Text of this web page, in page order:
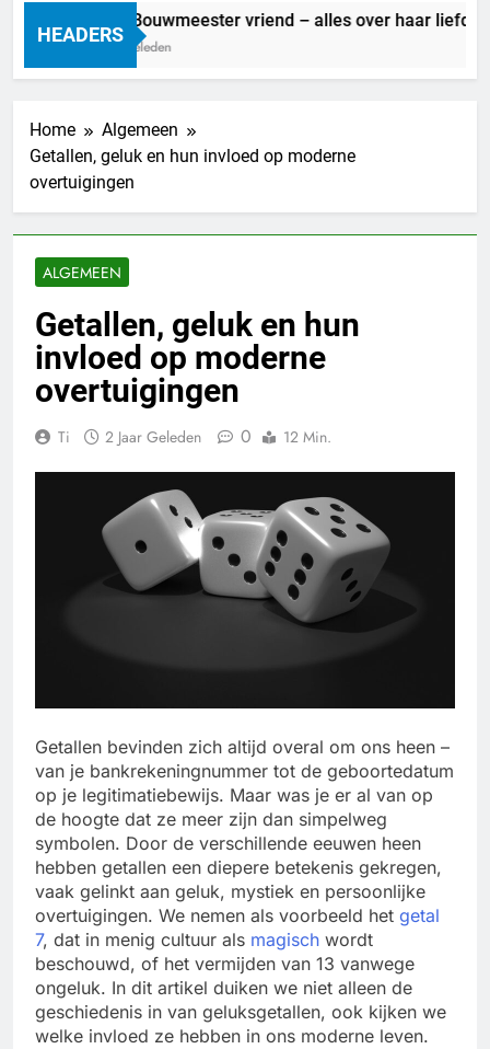
HEADERS
Marit Bouwmeester vriend – alles over haar
1 Dag Geleden
Home
Algemeen
Getallen, geluk en hun invloed op moderne
overtuigingen
ALGEMEEN
Getallen, geluk en hun
invloed op moderne
overtuigingen
Ti 2 Jaar Geleden 0 12 Min.
Getallen bevinden zich altijd overal om ons heen –
van je bankrekeningnummer tot de geboortedatum
op je legitimatiebewijs. Maar was je er al van op
de hoogte dat ze meer zijn dan simpelweg
symbolen. Door de verschillende eeuwen heen
hebben getallen een diepere betekenis gekregen,
vaak gelinkt aan geluk, mystiek en persoonlijke
overtuigingen. We nemen als voorbeeld het getal
7, dat in menig cultuur als magisch wordt
beschouwd, of het vermijden van 13 vanwege
ongeluk. In dit artikel duiken we niet alleen de
geschiedenis in van geluksgetallen, ook kijken we
welke invloed ze hebben in ons moderne leven.